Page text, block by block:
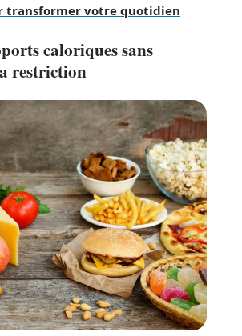
transformer votre quotidien
caloriques sans
restriction